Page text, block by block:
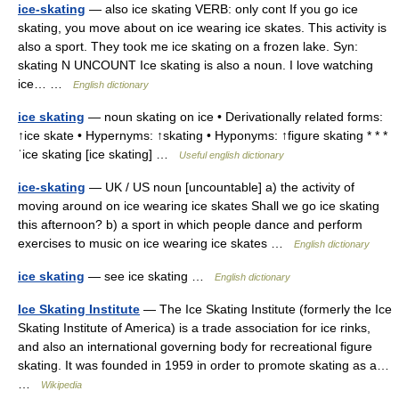
ice-skating — also ice skating VERB: only cont If you go ice
skating, you move about on ice wearing ice skates. This activity is
also a sport. They took me ice skating on a frozen lake. Syn:
skating N UNCOUNT Ice skating is also a noun. I love watching
ice… …
English dictionary
ice skating — noun skating on ice • Derivationally related forms:
↑ice skate • Hypernyms: ↑skating • Hyponyms: ↑figure skating * * *
ˈice skating [ice skating] …
Useful english dictionary
ice-skating — UK / US noun [uncountable] a) the activity of
moving around on ice wearing ice skates Shall we go ice skating
this afternoon? b) a sport in which people dance and perform
exercises to music on ice wearing ice skates …
English dictionary
ice skating — see ice skating … English dictionary
Ice Skating Institute — The Ice Skating Institute (formerly the Ice
Skating Institute of America) is a trade association for ice rinks,
and also an international governing body for recreational figure
skating. It was founded in 1959 in order to promote skating as a…
Wikipedia